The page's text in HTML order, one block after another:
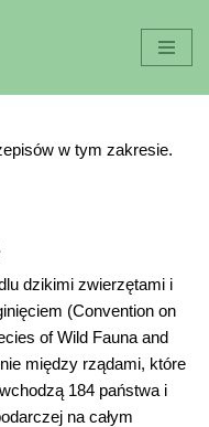
w tym zakresie.
dzikimi zwierzętami i
(Convention on
of Wild Fauna and
między rządami, które
184 państwa i
na całym